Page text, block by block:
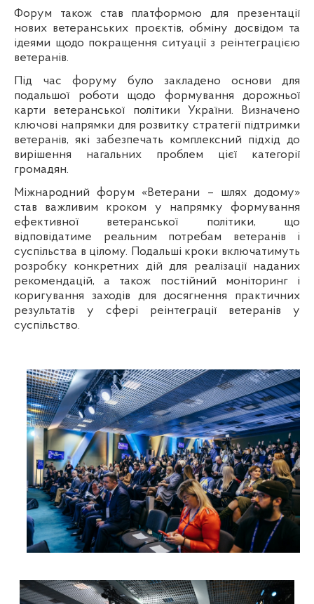
Форум також став платформою для презентації
нових ветеранських проєктів, обміну досвідом та
ідеями щодо покращення ситуації з реінтеграцією
ветеранів.
Під час форуму було закладено основи для
подальшої роботи щодо формування дорожньої
карти ветеранської політики України. Визначено
ключові напрямки для розвитку стратегії підтримки
ветеранів, які забезпечать комплексний підхід до
вирішення нагальних проблем цієї категорії
громадян.
Міжнародний форум «Ветерани – шлях додому»
став важливим кроком у напрямку формування
ефективної ветеранської політики, що
відповідатиме реальним потребам ветеранів і
суспільства в цілому. Подальші кроки включатимуть
розробку конкретних дій для реалізації наданих
рекомендацій, а також постійний моніторинг і
коригування заходів для досягнення практичних
результатів у сфері реінтеграції ветеранів у
суспільство.